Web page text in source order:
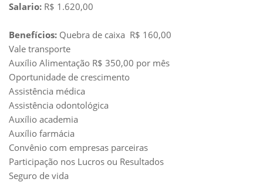
Salario: R$ 1.620,00
Benefícios: Quebra de caixa R$ 160,00
Vale transporte
Auxílio Alimentação R$ 350,00 por mês
Oportunidade de crescimento
Assistência médica
Assistência odontológica
Auxílio academia
Auxílio farmácia
Convênio com empresas parceiras
Participação nos Lucros ou Resultados
Seguro de vida